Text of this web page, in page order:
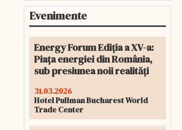
Evenimente
Energy Forum Ediția a XV-a:
Piața energiei din România,
sub presiunea noii realități
31.03.2026
Hotel Pullman Bucharest World
Trade Center